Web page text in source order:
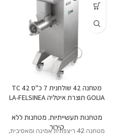
מטחנה 42 שולחנית 7 כ"ס TC 42
GOLIA תוצרת איטליה LA-FELSINEA
מטחנות תעשייתיות, מטחנות ללא
קירור
מטחנה 42 ריצפתית אמינה ומאסיבית,